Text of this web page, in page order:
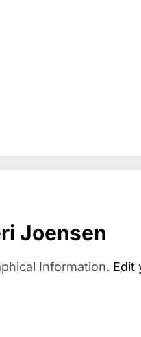
Joensen
Information. Edit